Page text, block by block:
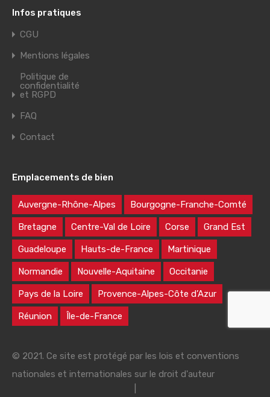
Infos pratiques
CGU
Mentions légales
Politique de
confidentialité
et RGPD
FAQ
Contact
Emplacements de bien
Auvergne-Rhône-Alpes Bourgogne-Franche-Comté
Bretagne Centre-Val de Loire Corse Grand Est
Guadeloupe Hauts-de-France Martinique
Normandie Nouvelle-Aquitaine Occitanie
Pays de la Loire Provence-Alpes-Côte d’Azur
Réunion Île-de-France
© 2021. Ce site est protégé par les lois et conventions
nationales et internationales sur le droit d'auteur